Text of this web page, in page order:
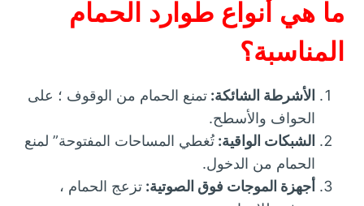
ما هي أنواع طوارد الحمام
المناسبة؟
الأشرطة الشائكة: تمنع الحمام من الوقوف ؛ على
الحواف والأسطح.
الشبكات الواقية: تُغطي المساحات المفتوحة” لمنع
الحمام من الدخول.
أجهزة الموجات فوق الصوتية: تزعج الحمام ،